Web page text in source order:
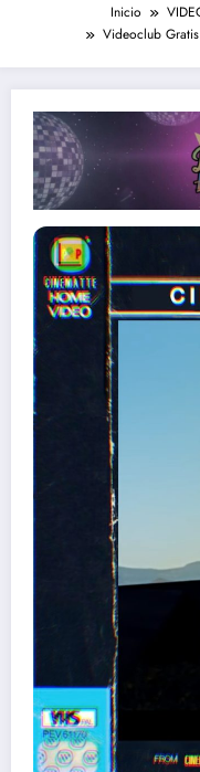
Inicio
Videoclub